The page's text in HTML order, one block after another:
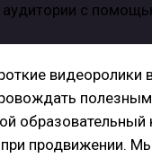
видеоролики
образовательный
продвижении.